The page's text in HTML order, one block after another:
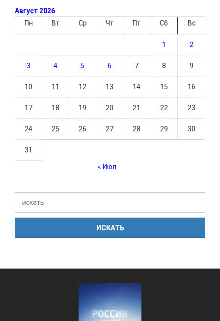
Август 2026
Пн
Вт Ср Чт Пт Сб Вс
1 2
3 4 5 6 7 8 9
10 11 12 13 14 15 16
17 18 19 20 21 22 23
24 25 26 27 28 29 30
31
« Июл